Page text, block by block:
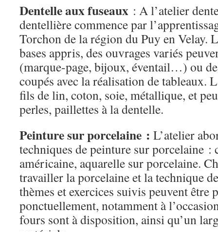
Dentelle aux fuseaux : A l’atelier
dentellière commence par
Torchon de la région du Puy en Velay.
bases appris, des ouvrages variés
(marque-page, bijoux, éventail…) ou
coupés avec la réalisation de tableaux.
fils de lin, coton, soie, métallique, et
perles, paillettes à la dentelle.
Peinture sur porcelaine : L’atelier
techniques de peinture sur porcelaine :
américaine, aquarelle sur porcelaine.
travailler la porcelaine et la technique
thèmes et exercices suivis peuvent être
ponctuellement, notamment à
fours sont à disposition, ainsi qu’un